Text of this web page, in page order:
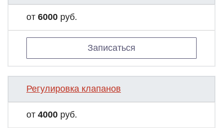
от 6000 руб.
Записаться
Регулировка клапанов
от 4000 руб.